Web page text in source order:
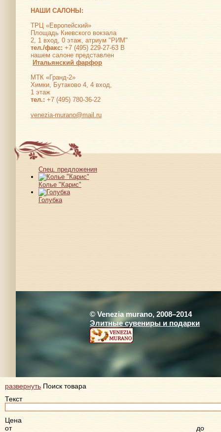
НАШИ САЛОНЫ:
ТРЦ «Европейский»
Площадь Киевского вокзала
2, 1 вход, 0 этаж, атриум "РИМ"
тел./факс: +7 (495) 229-27-63 В
нашем салоне представлен
Итальянский фарфор
МТК «Гранд-2»
Химки, Бутаково 4, 4 вход,
1 этаж
тел.: +7 (495) 780-36-22
venezia-murano@mail.ru
Спец. предложения
Колье "Карис"
Голубка
© Venezia murano, 2008–2014
Элитные сувениры и подарки
развернуть Поиск товара
Текст
Цена
от
до